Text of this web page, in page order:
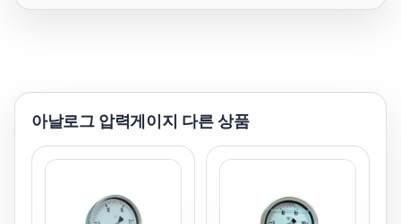
아날로그 압력게이지 다른 상품